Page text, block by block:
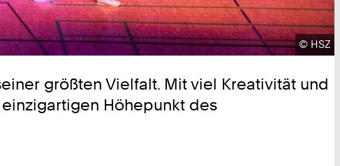
©HSZ
größten Vielfalt. Mit viel Kreativität und
Höhepunkt des